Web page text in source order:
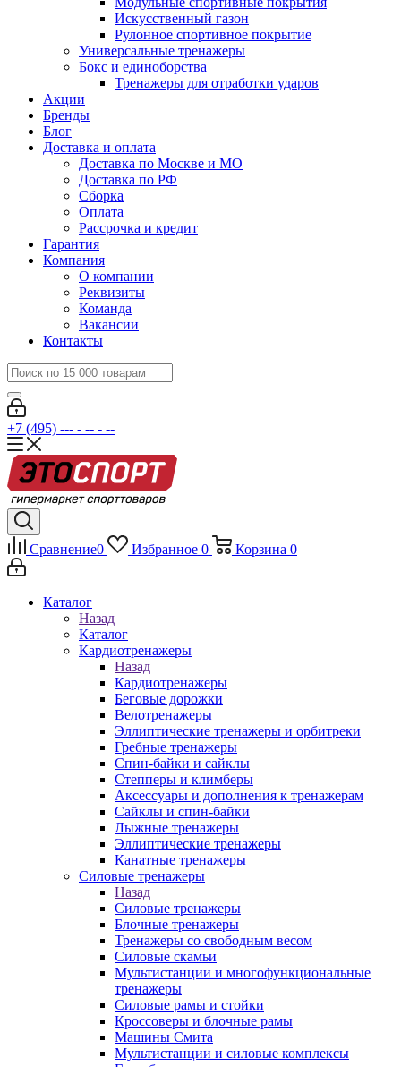
Искусственный газон
Рулонное спортивное покрытие
Универсальные тренажеры
Бокс и единоборства
Тренажеры для отработки ударов
Акции
Бренды
Блог
Доставка и оплата
Доставка по Москве и МО
Доставка по РФ
Сборка
Оплата
Рассрочка и кредит
Гарантия
Компания
О компании
Реквизиты
Команда
Вакансии
Контакты
+7 (495) --- - -- - --
Сравнение0 Избранное 0 Корзина 0
Каталог
Назад
Каталог
Кардиотренажеры
Назад
Кардиотренажеры
Беговые дорожки
Велотренажеры
Эллиптические тренажеры и орбитреки
Гребные тренажеры
Спин-байки и сайклы
Степперы и климберы
Аксессуары и дополнения к тренажерам
Сайклы и спин-байки
Лыжные тренажеры
Эллиптические тренажеры
Канатные тренажеры
Силовые тренажеры
Назад
Силовые тренажеры
Блочные тренажеры
Тренажеры со свободным весом
Силовые скамьи
Мультистанции и многофункциональные
тренажеры
Силовые рамы и стойки
Кроссоверы и блочные рамы
Машины Смита
Мультистанции и силовые комплексы